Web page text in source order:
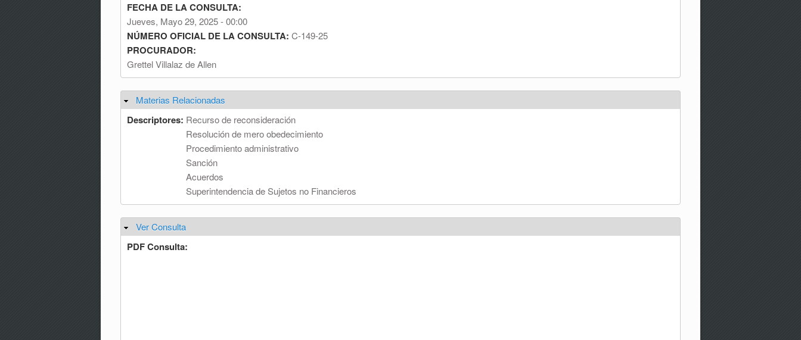
FECHA DE LA CONSULTA:
Jueves, Mayo 29, 2025 - 00:00
NÚMERO OFICIAL DE LA CONSULTA: C-149-25
PROCURADOR:
Grettel Villalaz de Allen
Ocultar
Materias Relacionadas
Descriptores: Recurso de reconsideración
Resolución de mero obedecimiento
Procedimiento administrativo
Sanción
Acuerdos
Superintendencia de Sujetos no Financieros
Ocultar
Ver Consulta
PDF Consulta: